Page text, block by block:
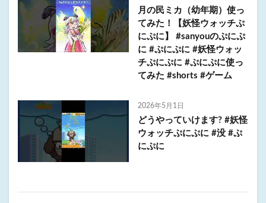
月の民ミカ（幼年期）使っ
てみた！【妖怪ウォッチぷ
にぷに】 #sanyouのぷにぷ
に #ぷにぷに #妖怪ウォッ
チぷにぷに #ぷにぷに使っ
てみた #shorts #ゲーム
2026年5月1日
どうやっていけます? #妖怪
ウォッチぷにぷに #没 #ぷ
にぷに